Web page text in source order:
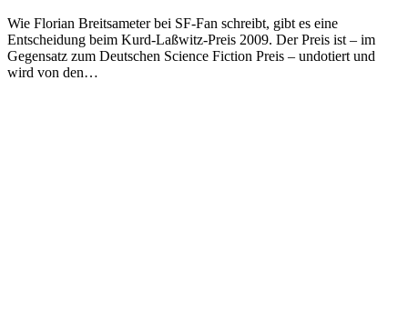
Wie Florian Breitsameter bei SF-Fan schreibt, gibt es eine
Entscheidung beim Kurd-Laßwitz-Preis 2009. Der Preis ist – im
Gegensatz zum Deutschen Science Fiction Preis – undotiert und
wird von den…